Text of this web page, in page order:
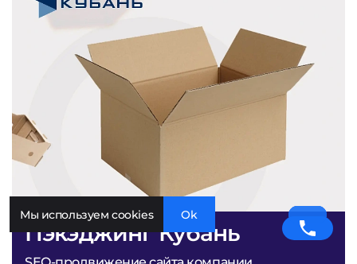
Пэкэджинг Кубань
Мы используем cookies Ok